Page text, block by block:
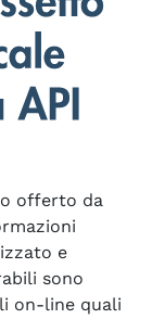
offerto da
e
sono
on-line quali